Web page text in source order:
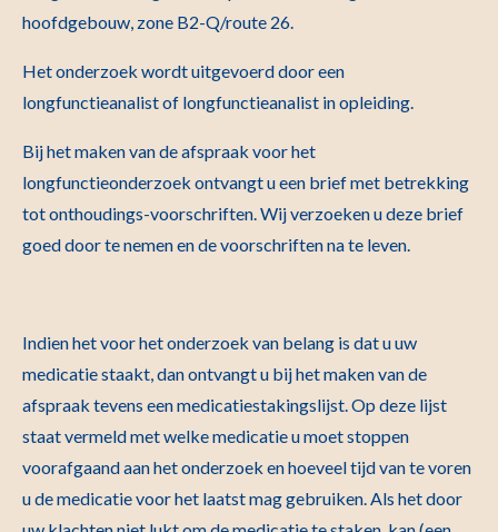
hoofdgebouw, zone B2-Q/route 26.
Het onderzoek wordt uitgevoerd door een
longfunctieanalist of longfunctieanalist in opleiding.
Bij het maken van de afspraak voor het
longfunctieonderzoek ontvangt u een brief met betrekking
tot onthoudings-voorschriften. Wij verzoeken u deze brief
goed door te nemen en de voorschriften na te leven.
Indien het voor het onderzoek van belang is dat u uw
medicatie staakt, dan ontvangt u bij het maken van de
afspraak tevens een medicatiestakingslijst. Op deze lijst
staat vermeld met welke medicatie u moet stoppen
voorafgaand aan het onderzoek en hoeveel tijd van te voren
u de medicatie voor het laatst mag gebruiken. Als het door